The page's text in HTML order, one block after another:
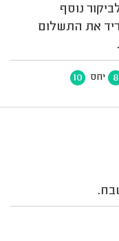
נוסף
את התשלום
8 יחס 10